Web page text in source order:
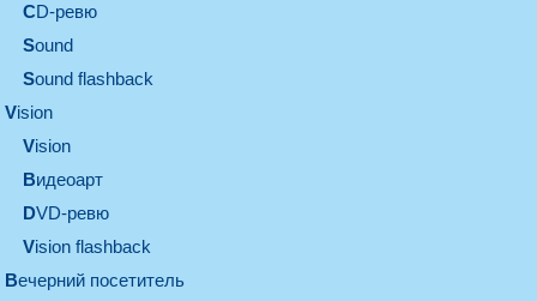
CD-ревю
sound
Sound flashback
vision
vision
видеоарт
DVD-ревю
Vision flashback
вечерний посетитель